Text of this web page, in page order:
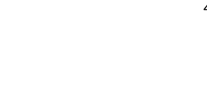
המחיר